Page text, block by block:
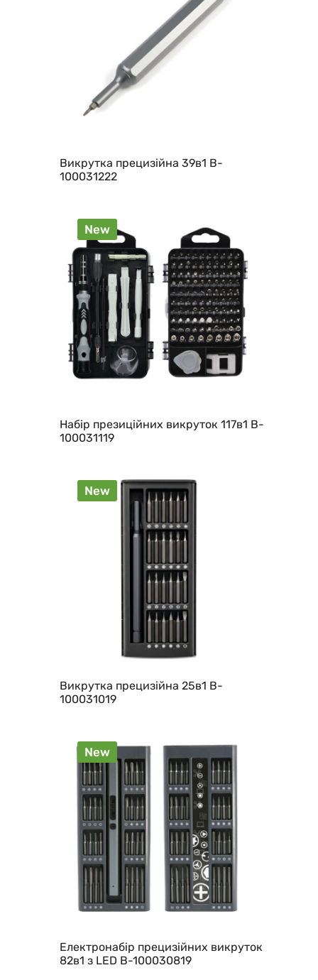
Викрутка прецизійна 39в1 B-
100031222
New
Набір презиційних викруток 117в1 B-
100031119
New
Викрутка прецизійна 25в1 B-
100031019
New
Електронабір прецизійних викруток
82в1 з LED B-100030819